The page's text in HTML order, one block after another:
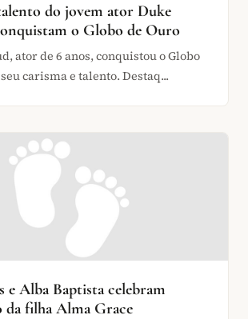
do jovem ator Duke
o Globo de Ouro
ator de 6 anos, conquistou o Globo
carisma e talento. Destaq...
e Alba Baptista celebram
da filha Alma Grace